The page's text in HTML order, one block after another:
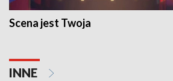
Scena jest Twoja
INNE